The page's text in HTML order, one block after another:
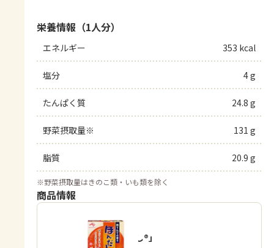
栄養情報（1人分）
エネルギー 353 kcal
塩分 4 g
たんぱく質 24.8 g
野菜摂取量※ 131 g
脂質 20.9 g
※野菜摂取量はきのこ類・いも類を除く
商品情報
「ほんだし®」